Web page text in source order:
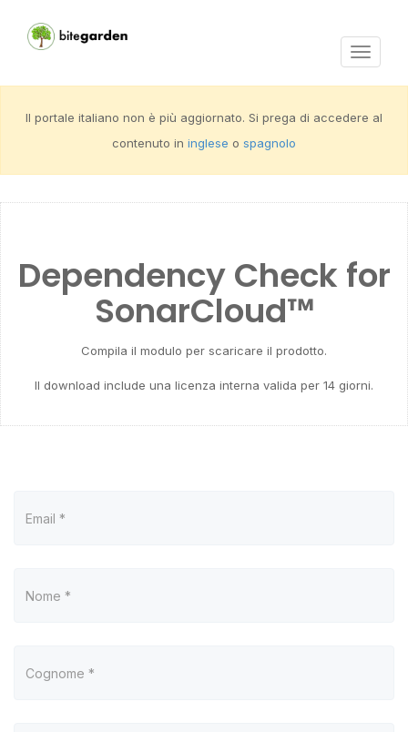
Activar
Il portale italiano non è più aggiornato. Si prega di accedere al
contenuto in inglese o spagnolo
Dependency Check for
SonarCloud™
Compila il modulo per scaricare il prodotto.
Il download include una licenza interna valida per 14 giorni.